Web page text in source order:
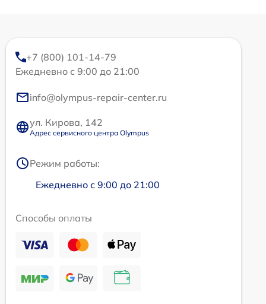
+7 (800) 101-14-79
Ежедневно с 9:00 до 21:00
info@olympus-repair-center.ru
ул. Кирова, 142
Адрес сервисного центра Olympus
Режим работы:
Ежедневно с 9:00 до 21:00
Способы оплаты